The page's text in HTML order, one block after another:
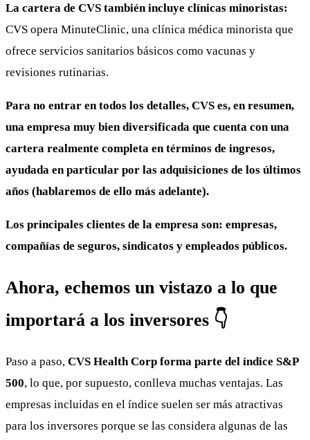
La cartera de CVS también incluye clínicas minoristas:
CVS opera MinuteClinic, una clínica médica minorista que
ofrece servicios sanitarios básicos como vacunas y
revisiones rutinarias.
Para no entrar en todos los detalles, CVS es, en resumen,
una empresa muy bien diversificada que cuenta con una
cartera realmente completa en términos de ingresos,
ayudada en particular por las adquisiciones de los últimos
años (hablaremos de ello más adelante).
Los principales clientes de la empresa son: empresas,
compañías de seguros, sindicatos y empleados públicos.
Ahora, echemos un vistazo a lo que
importará a los inversores 👇
Paso a paso, CVS Health Corp forma parte del índice S&P
500, lo que, por supuesto, conlleva muchas ventajas. Las
empresas incluidas en el índice suelen ser más atractivas
para los inversores porque se las considera algunas de las